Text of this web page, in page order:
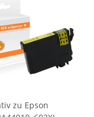
zu Epson